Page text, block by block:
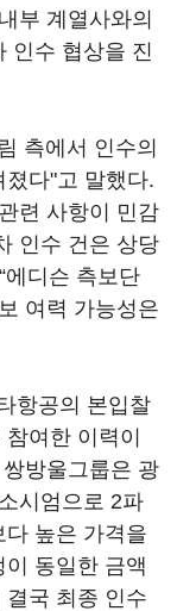
부 계열사와의
인수 협상을 진
측에서 인수의
다"고 말했다.
련 사항이 민감
인수 건은 상당
에디슨 측보단
여력 가능성은
항공의 본입찰
여한 이력이
방울그룹은 광
시엄으로 2파
높은 가격을
동일한 금액
국 최종 인수